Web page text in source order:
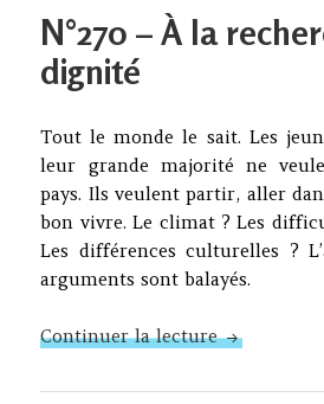
N°270 – À la
dignité
Tout le monde le sait. Les
leur grande majorité ne
pays. Ils veulent partir, aller
bon vivre. Le climat ? Les
Les différences culturelles ?
arguments sont balayés.
Continuer la lectureN°270 – À